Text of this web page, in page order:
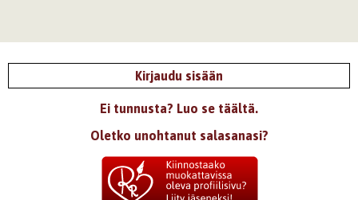
Kirjaudu sisään
Ei tunnusta? Luo se täältä.
Oletko unohtanut salasanasi?